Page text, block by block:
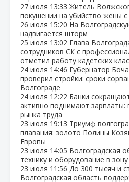
27 июля 13:33 Житель
покушении на убийство жены
26 июля 15:20 На
надвигается шторм
25 июля 13:02 Глава
сотрудников СК с
отметил работу кадетских
24 июля 14:46 Губернатор
проверил стройки: сроки
Волгограде
24 июля 12:22 Банки
активно поднимают зарплаты:
рынка труда
23 июля 19:13 Триумф
плавания: золото Полины
Европы
23 июля 14:05 Волгоградская
технику и оборудование в
23 июля 11:56 До 300 тысяч и
Волгоградская область